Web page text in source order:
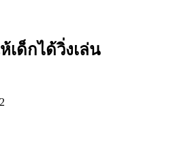
ด็กได้วิ่งเล่น